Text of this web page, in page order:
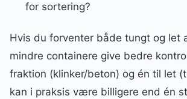
for sortering?
Hvis du forventer både tungt og let
mindre containere give bedre
fraktion (klinker/beton) og én til let
kan i praksis være billigere end én